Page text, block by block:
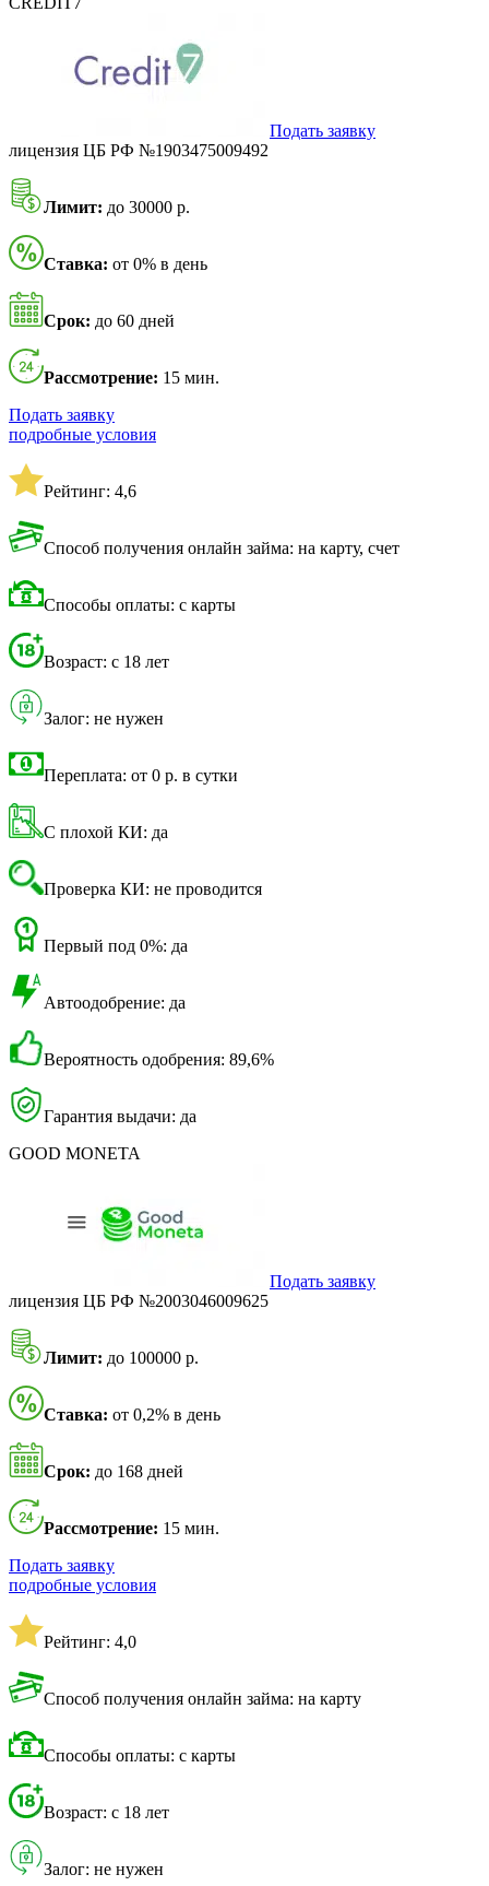
Подать заявку
лицензия ЦБ РФ №1903475009492
Лимит: до 30000 р.
Ставка: от 0% в день
Срок: до 60 дней
Рассмотрение: 15 мин.
Подать заявку
подробные условия
Рейтинг: 4,6
Способ получения онлайн займа: на карту, счет
Способы оплаты: с карты
Возраст: с 18 лет
Залог: не нужен
Переплата: от 0 р. в сутки
С плохой КИ: да
Проверка КИ: не проводится
Первый под 0%: да
Автоодобрение: да
Вероятность одобрения: 89,6%
Гарантия выдачи: да
GOOD MONETA
Подать заявку
лицензия ЦБ РФ №2003046009625
Лимит: до 100000 р.
Ставка: от 0,2% в день
Срок: до 168 дней
Рассмотрение: 15 мин.
Подать заявку
подробные условия
Рейтинг: 4,0
Способ получения онлайн займа: на карту
Способы оплаты: с карты
Возраст: с 18 лет
Залог: не нужен